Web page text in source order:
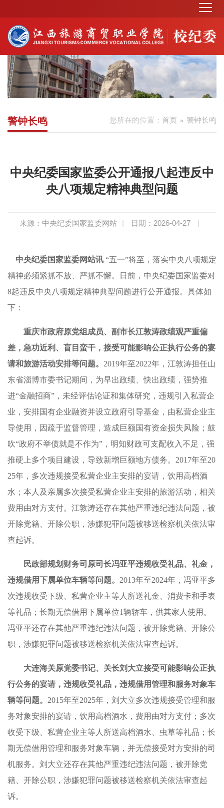
您所在的位置： 首页 警钟长鸣
警钟长鸣
中央纪委国家监委公开通报八起违反中
央八项规定精神典型问题
来源：中央纪委国家监委网站 日期：2026-04-27
中央纪委国家监委网站讯 “五一”将至，落实中央八项规定
精神必须紧抓不放、严抓不懈。日前，中央纪委国家监委对
8起违反中央八项规定精神典型问题进行公开通报。具体如
下：
重庆市政府原党组成员、副市长江敦涛政绩观严重偏
差，急功近利、盲目蛮干，接受可能影响公正执行公务的宴
请和旅游活动安排等问题。 2019年至2022年，江敦涛担任山
东省淄博市委书记期间，为早出政绩、快出政绩，强势推
进“金融招商”，未经评估论证和集体研究，违规引入私营企
业，安排国有企业融资并设立政府引导基金，由私营企业主
导使用，因疏于监督管理，造成巨额国有资金损失风险；鼓
吹“政府不举债就是不作为”，明知财政可支配收入不足，强
推硬上多个项目建设，导致新增巨额地方债务。2017年至20
25年，多次违规接受私营企业主安排的宴请，饮用高档酒
水；本人及亲属多次接受私营企业主安排的旅游活动，相关
费用由对方支付。江敦涛还存在其他严重违纪违法问题，被
开除党籍、开除公职，涉嫌犯罪问题被移送检察机关依法审
查起诉。
民政部规划财务司原司长冯亚平违规收受礼品、礼金，
违规借用下属单位车辆等问题。 2013年至2024年，冯亚平多
次违规收受下级、私营企业主等人所送礼金、消费卡和手表
等礼品；长期无偿借用下属单位1辆轿车，供其家人使用。
冯亚平还存在其他严重违纪违法问题，被开除党籍、开除公
职，涉嫌犯罪问题被移送检察机关依法审查起诉。
大连海关原党委书记、关长刘大立接受可能影响公正执
行公务的宴请，违规收受礼品，违规借用管理和服务对象车
辆等问题。 2015年至2025年，刘大立多次违规接受管理和服
务对象安排的宴请，饮用高档酒水，费用由对方支付；多次
收受下级、私营企业主等人所送高档酒水、虫草等礼品；长
期无偿借用管理和服务对象车辆，并无偿接受对方安排的司
机服务。刘大立还存在其他严重违纪违法问题，被开除党
籍、开除公职，涉嫌犯罪问题被移送检察机关依法审查起
诉。